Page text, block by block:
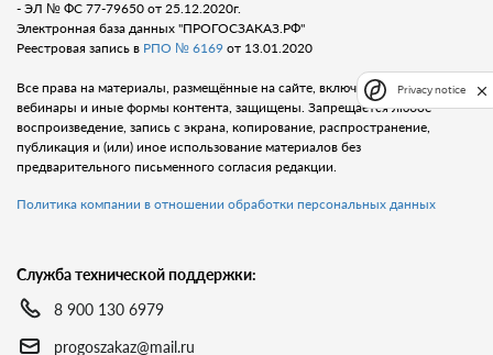
- ЭЛ № ФС 77-79650 от 25.12.2020г.
Электронная база данных "ПРОГОСЗАКАЗ.РФ"
Реестровая запись в РПО № 6169 от 13.01.2020
Все права на материалы, размещённые на сайте, включая тексты, видео,
вебинары и иные формы контента, защищены. Запрещается любое
воспроизведение, запись с экрана, копирование, распространение,
публикация и (или) иное использование материалов без
предварительного письменного согласия редакции.
Политика компании в отношении обработки персональных данных
Служба технической поддержки:
8 900 130 6979
progoszakaz@mail.ru
Privacy notice